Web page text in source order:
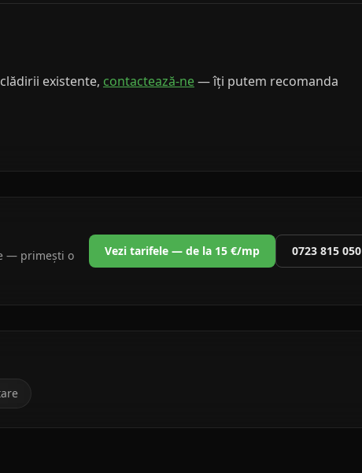
existente, contactează-ne— îți putem recomanda
— primești o
Vezi tarifele — de la 15 €/mp 0723 815 050